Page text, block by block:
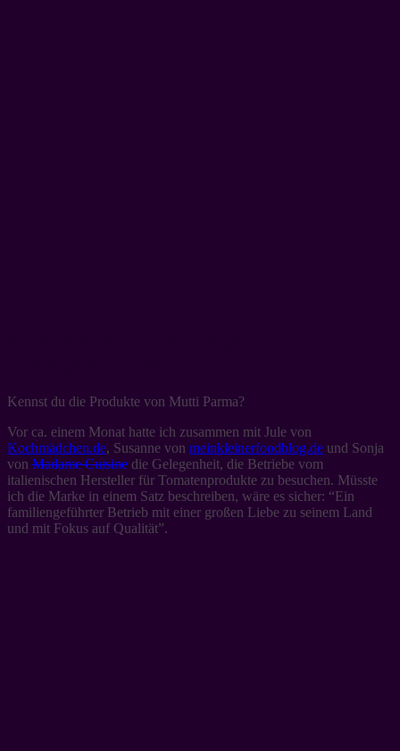
Kennst du die Produkte von Mutti Parma?
Vor ca. einem Monat hatte ich zusammen mit Jule von
Kochmädchen.de, Susanne von meinkleinerfoodblog.de und Sonja
von Madame Cuisine die Gelegenheit, die Betriebe vom
italienischen Hersteller für Tomatenprodukte zu besuchen. Müsste
ich die Marke in einem Satz beschreiben, wäre es sicher: “Ein
familiengeführter Betrieb mit einer großen Liebe zu seinem Land
und mit Fokus auf Qualität”.